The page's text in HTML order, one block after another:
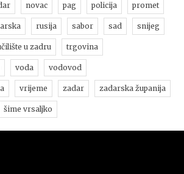
novac pag policija promet
rusija sabor sad snijeg
u zadru trgovina
voda vodovod
vrijeme zadar zadarska županija
šime vrsaljko